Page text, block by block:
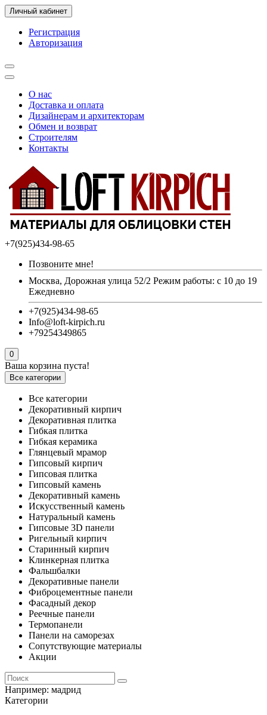
Личный кабинет
Регистрация
Авторизация
О нас
Доставка и оплата
Дизайнерам и архитекторам
Обмен и возврат
Строителям
Контакты
+7(925)434-98-65
Позвоните мне!
Москва, Дорожная улица 52/2 Режим работы: с 10 до 19
Ежедневно
+7(925)434-98-65
Info@loft-kirpich.ru
+79254349865
0
Ваша корзина пуста!
Все категории
Все категории
Декоративный кирпич
Декоративная плитка
Гибкая плитка
Гибкая керамика
Глянцевый мрамор
Гипсовый кирпич
Гипсовая плитка
Гипсовый камень
Декоративный камень
Искусственный камень
Натуральный камень
Гипсовые 3D панели
Ригельный кирпич
Старинный кирпич
Клинкерная плитка
Фальшбалки
Декоративные панели
Фиброцементные панели
Фасадный декор
Реечные панели
Термопанели
Панели на саморезах
Сопутствующие материалы
Акции
Например: мадрид
Категории